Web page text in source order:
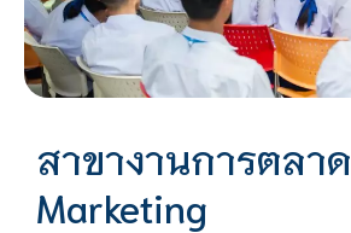
สาขางานการตลาด
Marketing